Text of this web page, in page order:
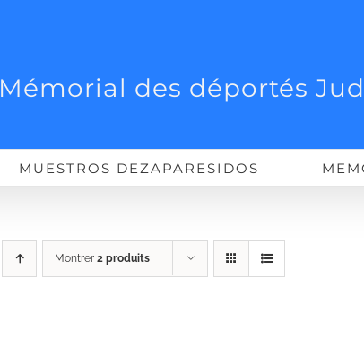
Mémorial des déportés
MUESTROS DEZAPARESIDOS
Montrer 2 produits